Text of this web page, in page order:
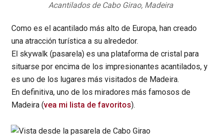
Acantilados de Cabo Girao, Madeira
Como es el acantilado más alto de Europa, han creado
una atracción turística a su alrededor.
El skywalk (pasarela) es una plataforma de cristal para
situarse por encima de los impresionantes acantilados, y
es uno de los lugares más visitados de Madeira.
En definitiva, uno de los miradores más famosos de
Madeira (vea mi lista de favoritos).